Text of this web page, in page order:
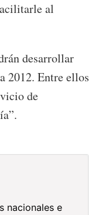
al
desarrollar
2012. Entre ellos
de
nacionales e